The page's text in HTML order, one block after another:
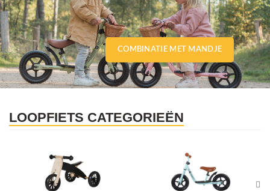
COMBINATIE MET MANDJE
LOOPFIETS CATEGORIEËN